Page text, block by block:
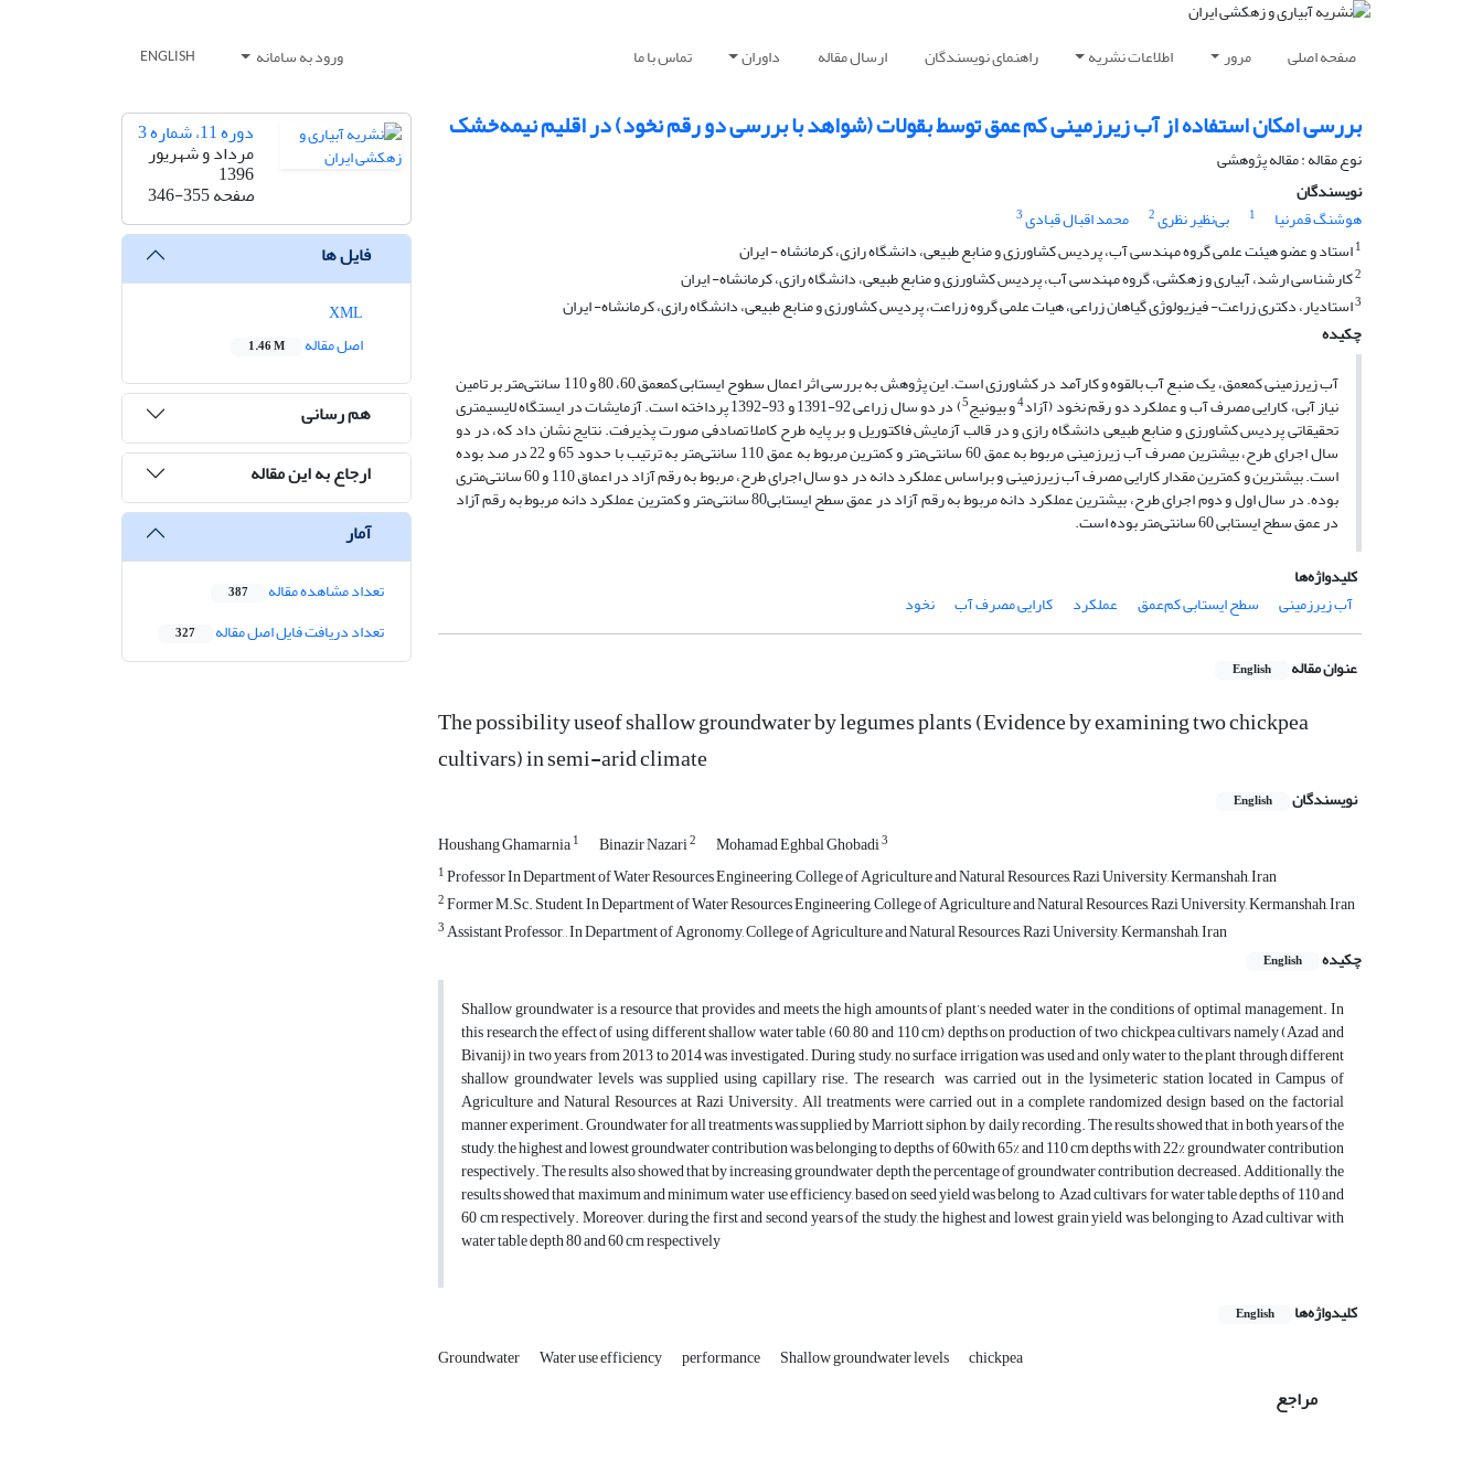
صفحه اصلی مرور اطلاعات نشریه راهنمای نویسندگان ارسال مقاله داوران تماس با ما ورود به سامانه ENGLISH
بررسی امکان استفاده از آب زیرزمینی کم عمق توسط بقولات (شواهد با بررسی دو رقم نخود) در اقلیم نیمه‌خشک
نوع مقاله : مقاله پژوهشی
نویسندگان
هوشنگ قمرنیا
1 بی‌نظیر نظری2 محمد اقبال قبادی3
1استاد و عضو هیئت علمی گروه مهندسی آب، پردیس کشاورزی و منابع طبیعی، دانشگاه رازی، کرمانشاه - ایران
2کارشناسی ارشد، آبیاری و زهکشی، گروه مهندسی آب، پردیس کشاورزی و منابع طبیعی، دانشگاه رازی، کرمانشاه- ایران
3استادیار، دکتری زراعت- فیزیولوژی گیاهان زراعی، هیات علمی گروه زراعت، پردیس کشاورزی و منابع طبیعی، دانشگاه رازی، کرمانشاه- ایران
چکیده
آب زیرزمینی کم­عمق، یک منبع آب بالقوه و کارآمد در کشاورزی است. این پژوهش به بررسی اثر اعمال سطوح ایستابی کم­عمق 60، 80 و 110 سانتی‌متر بر تامین
نیاز آبی، کارایی مصرف آب و عملکرد دو رقم نخود (آزاد4و بیونیج5 ) در دو سال زراعی 92-1391 و 93-1392 پرداخته است. آزمایشات در ایستگاه لایسیمتری
تحقیقاتی پردیس کشاورزی و منابع طبیعی دانشگاه رازی و در قالب آزمایش‌ فاکتوریل و بر پایه طرح کاملا تصادفی صورت پذیرفت. نتایج نشان داد که، در دو
سال اجرای طرح، بیش­ترین مصرف آب زیرزمینی مربوط به عمق 60 سانتی‌متر و کم­ترین مربوط به عمق 110 سانتی‌متر به ترتیب با حدود 65 و 22 در صد بوده
است. بیش­ترین و کم­ترین مقدار کارایی مصرف آب زیرزمینی و براساس عملکرد دانه در دو سال اجرای طرح، مربوط به رقم آزاد در اعماق 110 و 60 سانتی‌متری
بوده. در سال اول و دوم اجرای طرح، بیش­ترین عملکرد دانه مربوط به رقم آزاد در عمق سطح ایستابی80 سانتی‌متر و کم­ترین عملکرد دانه مربوط به رقم آزاد
در عمق سطح ایستابی 60 سانتی‌متر بوده است.
کلیدواژه‌ها
آب زیرزمینی
سطح ایستابی کم‌عمق عملکرد کارایی مصرف آب نخود
عنوان مقاله English
The possibility useof shallow groundwater by legumes plants (Evidence by examining two chickpea
cultivars) in semi-arid climate
نویسندگان English
Houshang Ghamarnia1 Binazir Nazari2 Mohamad Eghbal Ghobadi3
1Professor In Department of Water Resources Engineering, College of Agriculture and Natural Resources, Razi University, Kermanshah, Iran
2Former M.Sc. Student, In Department of Water Resources Engineering, College of Agriculture and Natural Resources, Razi University, Kermanshah, Iran
3Assistant Professor, , In Department of Agronomy, College of Agriculture and Natural Resources, Razi University, Kermanshah, Iran
چکیده
English
Shallow groundwater is a resource that provides and meets the high amounts of plant’s needed water in the conditions of optimal management. In
this research the effect of using different shallow water table (60, 80 and 110 cm) depths on production of two chickpea cultivars namely (Azad and
Bivanij) in two years from 2013 to 2014 was investigated. During study, no surface irrigation was used and only water to the plant through different
shallow groundwater levels was supplied using capillary rise. The research was carried out in the lysimeteric station located in Campus of
Agriculture and Natural Resources at Razi University. All treatments were carried out in a complete randomized design based on the factorial
manner experiment. Groundwater for all treatments was supplied by Marriott siphon, by daily recording. The results showed that, in both years of the
study, the highest and lowest groundwater contribution was belonging to depths of 60with 65% and 110 cm depths with 22% groundwater contribution
respectively. The results also showed that by increasing groundwater depth the percentage of groundwater contribution decreased. Additionally, the
results showed that maximum and minimum water use efficiency, based on seed yield was belong to Azad cultivars for water table depths of 110 and
60 cm respectively. Moreover, during the first and second years of the study, the highest and lowest grain yield was belonging to Azad cultivar with
water table depth 80 and 60 cm respectively
کلیدواژه‌ها English
Groundwater Water use efficiency performance Shallow groundwater levels chickpea
مراجع
دوره 11، شماره 3
مرداد و شهریور
1396
صفحه346-355
فایل ها
اصل مقاله
1.46 M
هم رسانی
ارجاع به این مقاله
آمار
تعداد مشاهده مقاله 387
تعداد دریافت فایل اصل مقاله 327